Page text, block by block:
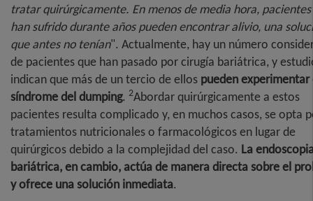
tratar quirúrgicamente. En menos de media hora,
han sufrido durante años pueden encontrar alivio, una
que antes no tenían". Actualmente, hay un número
de pacientes que han pasado por cirugía bariátrica, y
indican que más de un tercio de ellos pueden experimentar
síndrome del dumping. 2Abordar quirúrgicamente a estos
pacientes resulta complicado y, en muchos casos, se opta
tratamientos nutricionales o farmacológicos en lugar de
quirúrgicos debido a la complejidad del caso. La
bariátrica, en cambio, actúa de manera directa sobre el
y ofrece una solución inmediata.